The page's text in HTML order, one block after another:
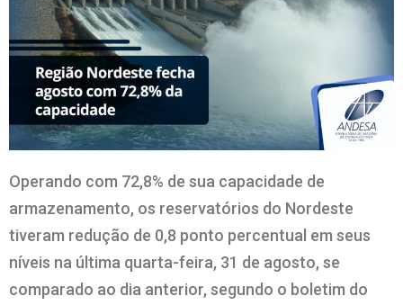
Operando com 72,8% de sua capacidade de
armazenamento, os reservatórios do Nordeste
tiveram redução de 0,8 ponto percentual em seus
níveis na última quarta-feira, 31 de agosto, se
comparado ao dia anterior, segundo o boletim do